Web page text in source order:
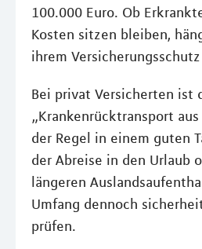
100.000 Euro. Ob
Kosten sitzen bleiben,
ihrem
Bei privat Versicherten ist
„Krankenrücktransport
der Regel in einem guten
der Abreise in den Urlaub
längeren
Umfang dennoch
prüfen.